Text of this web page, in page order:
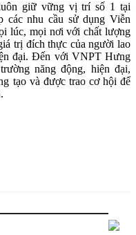
giữ vững vị trí số 1 tại
các nhu cầu sử dụng Viễn
lúc, mọi nơi với chất lượng
trị đích thực của người lao
đại. Đến với VNPT Hưng
năng động, hiện đại,
tạo và được trao cơ hội để